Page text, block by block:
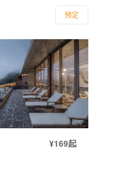
预定
¥169起